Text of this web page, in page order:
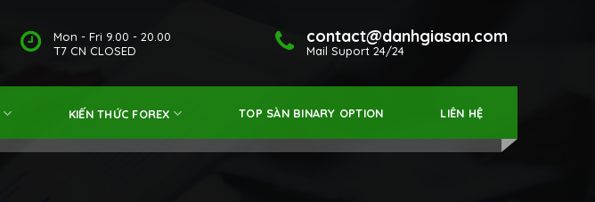
contact@danhgiasan.com
Mail Suport 24/24
Mon - Fri 9.00 - 20.00
T7 CN CLOSED
KIẾN THỨC FOREX TOP SÀN BINARY OPTION LIÊN HỆ